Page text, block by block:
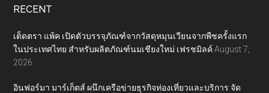
RECENT
เต็ดตรา แพ้ค เปิดตัวบรรจุภัณฑ์จากวัสดุหมุนเวียนจากพืชครั้งแรก
ในประเทศไทย สำหรับผลิตภัณฑ์นมเชียงใหม่ เฟรชมิลค์ August 7,
2026
อินฟอร์มา มาร์เก็ตส์ ผนึกเครือข่ายธุรกิจท่องเที่ยวและบริการ จัด